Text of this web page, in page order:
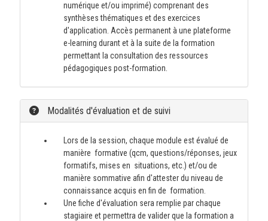
numérique et/ou imprimé) comprenant des
synthèses thématiques et des exercices
d'application. Accès permanent à une plateforme
e-learning durant et à la suite de la formation
permettant la consultation des ressources
pédagogiques post-formation.
Modalités d'évaluation et de suivi
Lors de la session, chaque module est évalué de
manière formative (qcm, questions/réponses, jeux
formatifs, mises en situations, etc.) et/ou de
manière sommative afin d'attester du niveau de
connaissance acquis en fin de formation.
Une fiche d'évaluation sera remplie par chaque
stagiaire et permettra de valider que la formation a